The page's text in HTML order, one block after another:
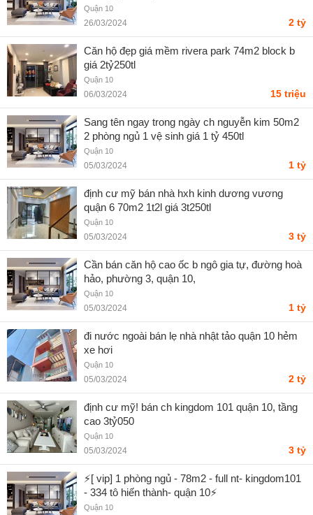
Quận 10
26/03/2024 2 tỷ
Căn hộ đẹp giá mềm rivera park 74m2 block b
giá 2tỷ250tl
Quận 10
06/03/2024 15 triệu
Sang tên ngay trong ngày ch nguyễn kim 50m2
2 phòng ngủ 1 vệ sinh giá 1 tỷ 450tl
Quận 10
05/03/2024 1 tỷ
định cư mỹ bán nhà hxh kinh dương vương
quận 6 70m2 1t2l giá 3t250tl
Quận 10
05/03/2024 3 tỷ
Cần bán căn hộ cao ốc b ngô gia tự, đường hoà
hảo, phường 3, quận 10,
Quận 10
05/03/2024 1 tỷ
đi nước ngoài bán lẹ nhà nhật tảo quận 10 hẻm
xe hơi
Quận 10
05/03/2024 2 tỷ
định cư mỹ! bán ch kingdom 101 quận 10, tầng
cao 3tỷ050
Quận 10
05/03/2024 3 tỷ
⚡️[ vip] 1 phòng ngủ - 78m2 - full nt- kingdom101
- 334 tô hiến thành- quận 10⚡️
Quận 10